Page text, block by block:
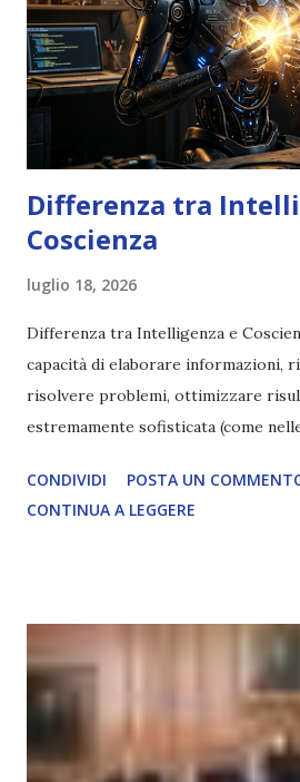
Differenza tra
Coscienza
luglio 18, 2026
Differenza tra Intelligenza e
capacità di elaborare informazioni,
risolvere problemi, ottimizzare
estremamente sofisticata (come
soggettiva, non prova vero amore,
autentico, non ha connessione con
che permette di scegliere per
scelta più efficiente. È ciò che ci
L’intelligenza può simulare
non può essere Coscienza. Può
l’esperienza. Come diventerà ovvio
CONDIVIDI
POSTA UN
CONTINUA A LEGGERE